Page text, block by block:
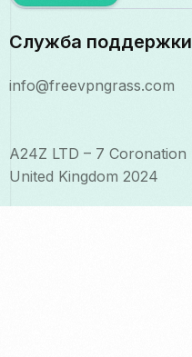
Служба поддержки
info@freevpngrass.com
A24Z LTD – 7
United Kingdom 2024